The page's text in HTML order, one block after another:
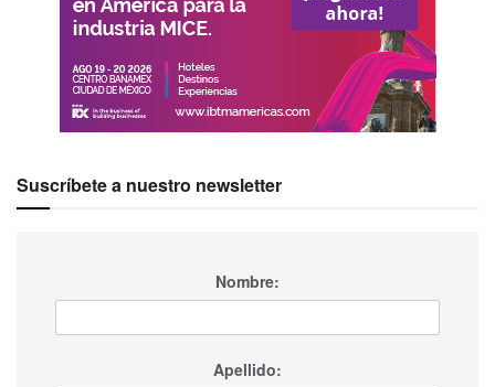
Suscríbete a nuestro newsletter
Nombre:
Apellido: